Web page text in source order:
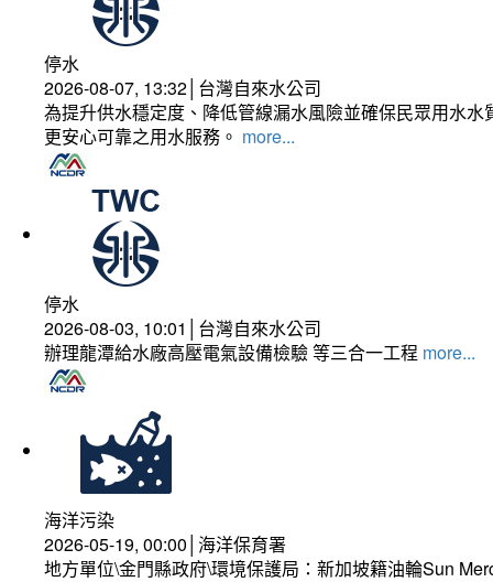
停水
2026-08-07, 13:32│台灣自來水公司
為提升供水穩定度、降低管線漏水風險並確保民眾用水
更安心可靠之用水服務。 more...
停水
2026-08-03, 10:01│台灣自來水公司
辦理龍潭給水廠高壓電氣設備檢驗 等三合一工程 more...
海洋污染
2026-05-19, 00:00│海洋保育署
地方單位\金門縣政府\環境保護局：新加坡籍油輪Sun